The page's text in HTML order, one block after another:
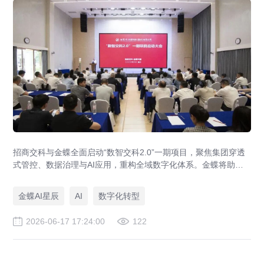
招商交科与金蝶全面启动“数智交科2.0”一期项目，聚焦集团穿透
式管控、数据治理与AI应用，重构全域数字化体系。金蝶将助力
金蝶AI星辰 AI 数字化转型
2026-06-17 17:24:00 122